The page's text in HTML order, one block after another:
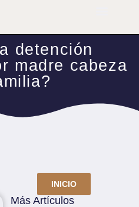
detención
madre cabeza
INICIO
Más Artículos